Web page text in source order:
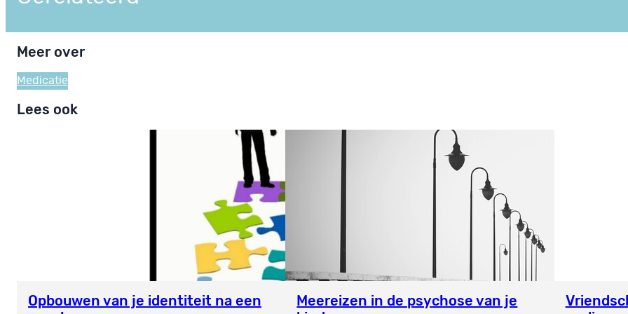
Meer over
Medicatie
Lees ook
Opbouwen van je identiteit na een
Meereizen in de psychose van je